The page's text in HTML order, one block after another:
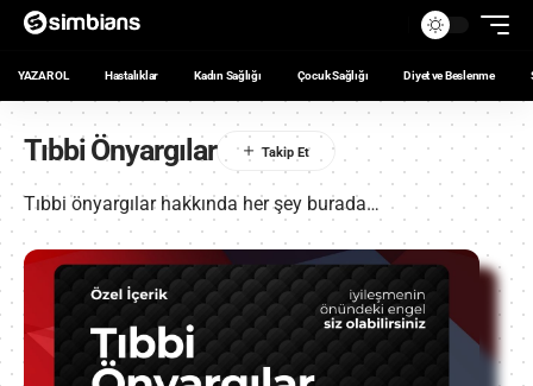
YAZAR OL Hastalıklar Kadın Sağlığı Çocuk Sağlığı Diyet ve Beslenme
Tıbbi Önyargılar
Tıbbi önyargılar hakkında her şey burada…